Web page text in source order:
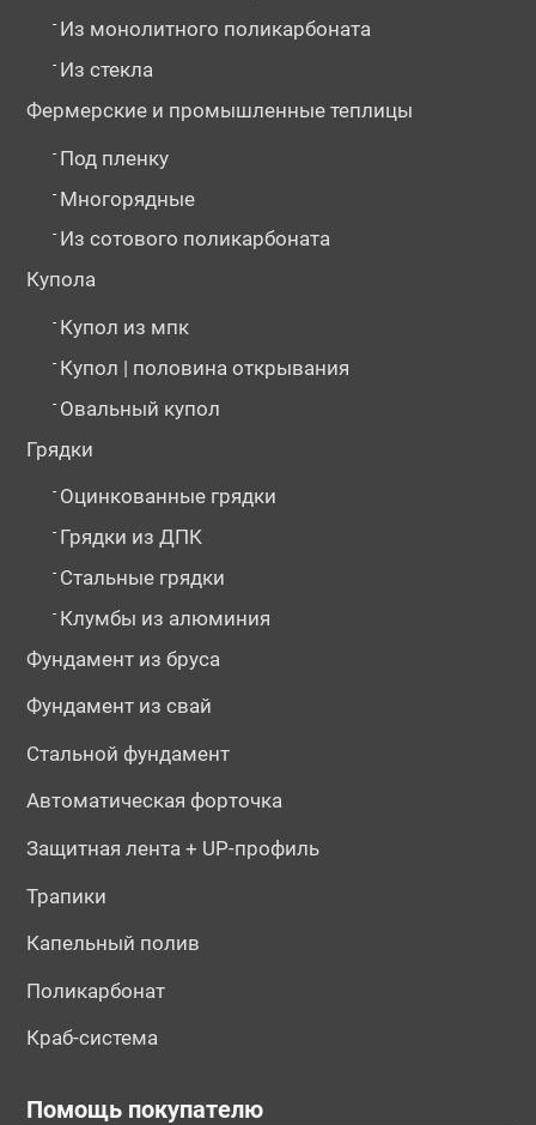
- Из монолитного поликарбоната
- Из стекла
Фермерские и промышленные теплицы
- Под пленку
- Многорядные
- Из сотового поликарбоната
Купола
- Купол из мпк
- Купол | половина открывания
- Овальный купол
Грядки
- Оцинкованные грядки
- Грядки из ДПК
- Стальные грядки
- Клумбы из алюминия
Фундамент из бруса
Фундамент из свай
Стальной фундамент
Автоматическая форточка
Защитная лента + UP-профиль
Трапики
Капельный полив
Поликарбонат
Краб-система
Помощь покупателю